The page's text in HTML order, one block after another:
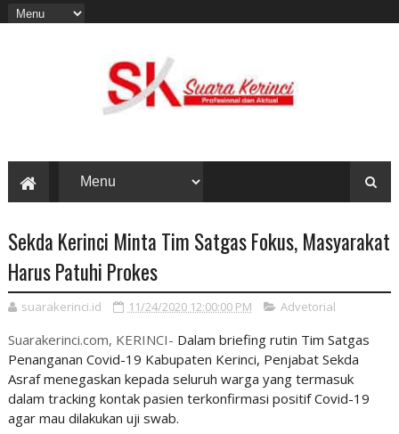
Sekda Kerinci Minta Tim Satgas Fokus, Masyarakat
Harus Patuhi Prokes
suarakerinci.id 11/24/2020 12:00:00 PM Advetorial
Suarakerinci.com, KERINCI- Dalam briefing rutin Tim Satgas
Penanganan Covid-19 Kabupaten Kerinci, Penjabat Sekda
Asraf menegaskan kepada seluruh warga yang termasuk
dalam tracking kontak pasien terkonfirmasi positif Covid-19
agar mau dilakukan uji swab.